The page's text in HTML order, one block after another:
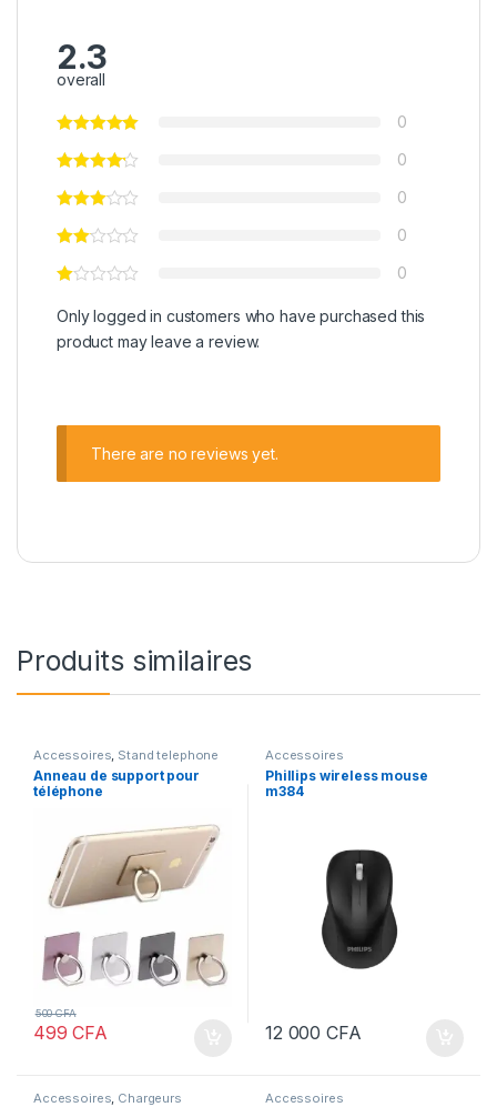
2.3
overall
0
0
0
0
0
Only logged in customers who have purchased this
product may leave a review.
There are no reviews yet.
Produits similaires
Accessoires, Stand telephone
Anneau de support pour
téléphone
499CFA
500CFA
Accessoires
Phillips wireless mouse
m384
12 000CFA
Accessoires, Chargeurs Accessoires